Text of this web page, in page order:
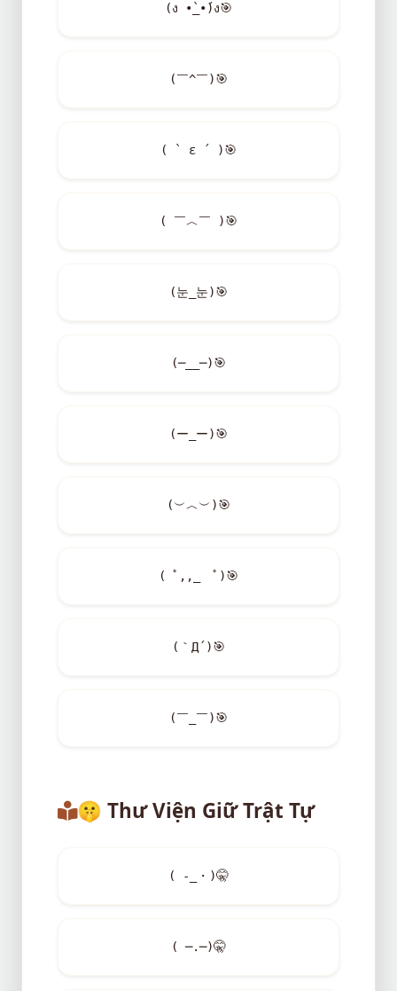
(ง •̀_•́)ง🎯
(￣^￣)🎯
( ` ε ´ )🎯
( ￣︿￣ )🎯
(눈_눈)🎯
(─__─)🎯
(ー_ー)🎯
(︶︿︶)🎯
( ﾟ,,_ゝﾟ)🎯
(｀Д´)🎯
(￣_￣)🎯
🤫 Thư Viện Giữ Trật Tự
( -_・)🤫
( ─.─)🤫